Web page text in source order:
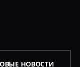
НОВОСТИ